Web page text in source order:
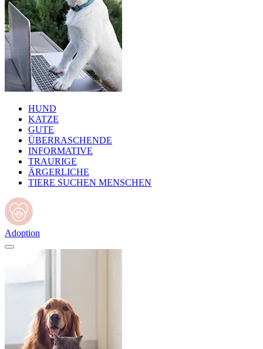
HUND
KATZE
GUTE
ÜBERRASCHENDE
INFORMATIVE
TRAURIGE
ÄRGERLICHE
TIERE SUCHEN MENSCHEN
Adoption